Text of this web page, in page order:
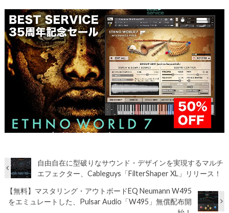
自由自在に型破りなサウンド・デザインを実現するマルチ
エフェクター、Cableguys「FilterShaper XL」リリース！
【無料】マスタリング・アウトボードEQ Neumann W495
をエミュレートした、Pulsar Audio「W495」無償配布開